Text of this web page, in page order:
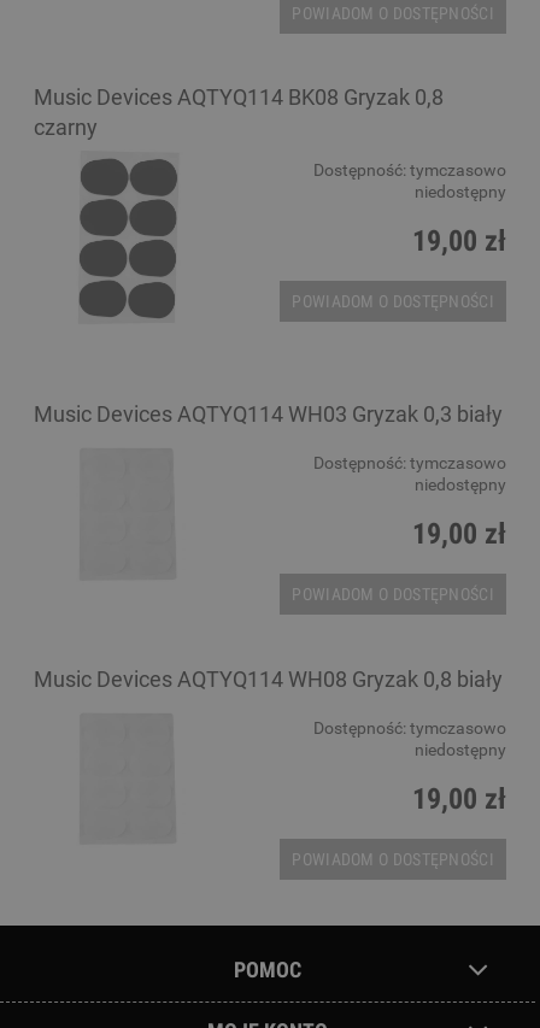
POWIADOM O DOSTĘPNOŚCI
Music Devices AQTYQ114 BK08 Gryzak 0,8
czarny
Dostępność: tymczasowo
niedostępny
19,00 zł
POWIADOM O DOSTĘPNOŚCI
Music Devices AQTYQ114 WH03 Gryzak 0,3 biały
Dostępność: tymczasowo
niedostępny
19,00 zł
POWIADOM O DOSTĘPNOŚCI
Music Devices AQTYQ114 WH08 Gryzak 0,8 biały
Dostępność: tymczasowo
niedostępny
19,00 zł
POWIADOM O DOSTĘPNOŚCI
POMOC